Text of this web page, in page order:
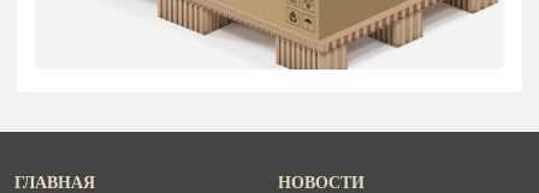
ГЛАВНАЯ
НОВОСТИ